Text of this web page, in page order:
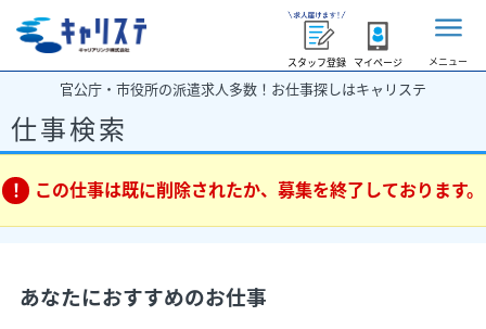
スタッフ登録 マイページ メニュー
官公庁・市役所の派遣求人多数！お仕事探しはキャリステ
仕事検索
この仕事は既に削除されたか、募集を終了しております。
あなたにおすすめのお仕事